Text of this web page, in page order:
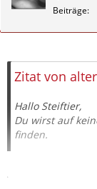
Beiträge
Zitat von
Hallo Steiftier,
Du wirst auf
finden.